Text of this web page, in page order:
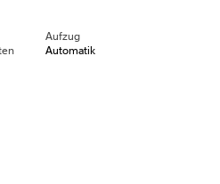
Aufzug
Automatik